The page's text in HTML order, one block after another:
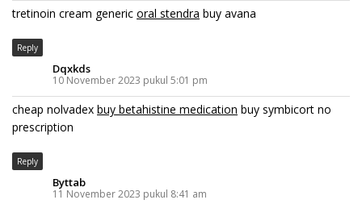
tretinoin cream generic oral stendra buy avana
Reply
Dqxkds
10 November 2023 pukul 5:01 pm
cheap nolvadex buy betahistine medication buy symbicort no
prescription
Reply
Byttab
11 November 2023 pukul 8:41 am